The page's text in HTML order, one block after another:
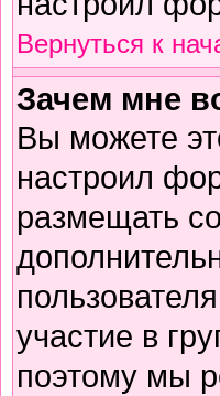
Вернуться к
Зачем мне
Вы можете
настроил
размещать
участие в
поэтому мы